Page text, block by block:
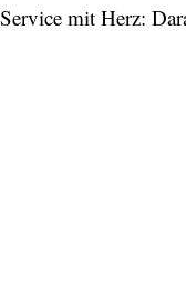
Service mit Herz: